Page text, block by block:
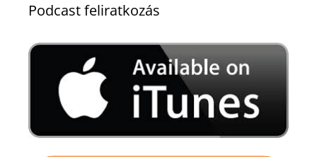
Podcast feliratkozás